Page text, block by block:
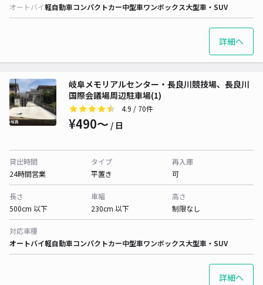
オートバイ軽自動車コンパクトカー中型車ワンボックス大型車・SUV
詳細へ
岐阜メモリアルセンター・長良川競技場、長良川
国際会議場周辺駐車場(1)
4.9 / 70件
¥490〜 / 日
貸出時間
24時間営業
タイプ
平置き
再入庫
可
長さ
500cm 以下
車幅
230cm 以下
高さ
制限なし
対応車種
オートバイ軽自動車コンパクトカー中型車ワンボックス大型車・SUV
詳細へ